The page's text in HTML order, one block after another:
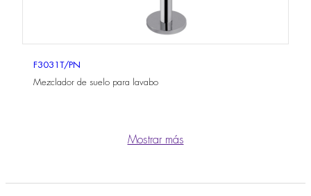
F3031T/PN
Mezclador de suelo para lavabo
Mostrar más